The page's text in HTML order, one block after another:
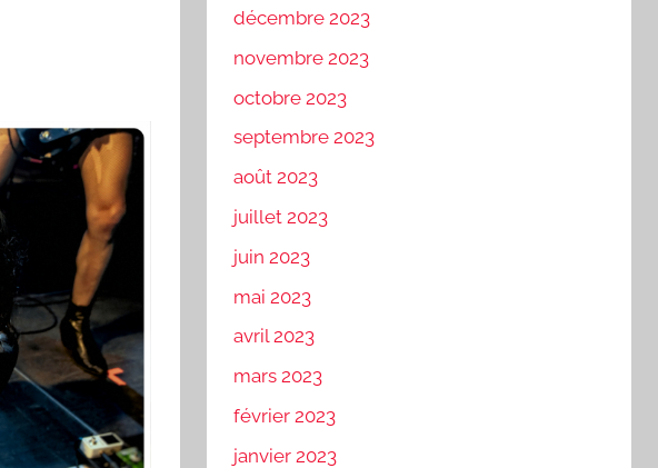
décembre 2023
novembre 2023
octobre 2023
septembre 2023
août 2023
juillet 2023
juin 2023
mai 2023
avril 2023
mars 2023
février 2023
janvier 2023